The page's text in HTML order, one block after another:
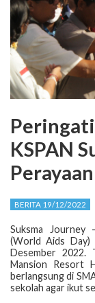
KSPAN
BERITA 19/12/2022
Suksma Journey
(World Aids Day)
Desember 2022.
Mansion Resort
berlangsung di
sekolah agar ikut